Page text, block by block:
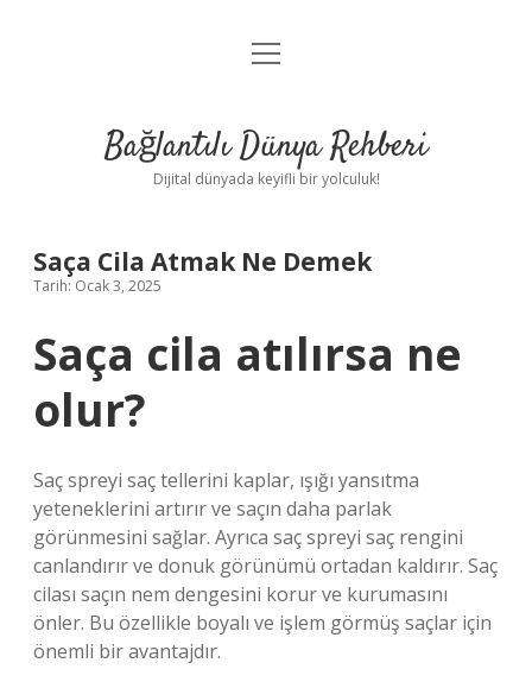
Anasayfa
Yasal Uyarı
menüyü
Bağlantılı Dünya Rehberi
Dijital dünyada keyifli bir yolculuk!
Saça Cila Atmak Ne Demek
Tarih: Ocak 3, 2025
Saça cila atılırsa ne
olur?
Saç spreyi saç tellerini kaplar, ışığı yansıtma
yeteneklerini artırır ve saçın daha parlak
görünmesini sağlar. Ayrıca saç spreyi saç rengini
canlandırır ve donuk görünümü ortadan kaldırır. Saç
cilası saçın nem dengesini korur ve kurumasını
önler. Bu özellikle boyalı ve işlem görmüş saçlar için
önemli bir avantajdır.